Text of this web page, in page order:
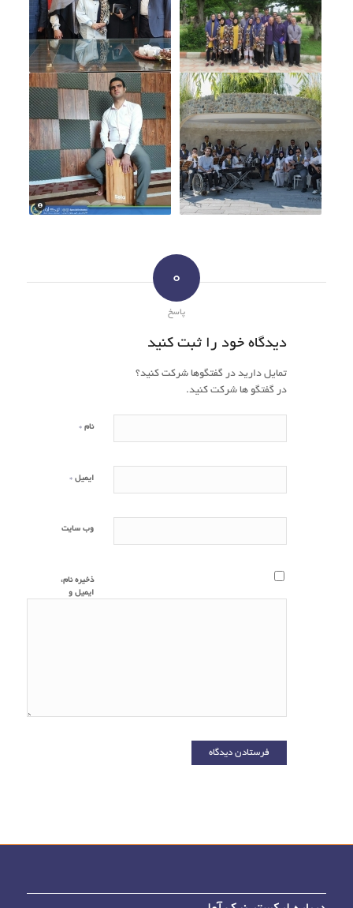
0
پاسخ
دیدگاه خود را ثبت کنید
تمایل دارید در گفتگوها شرکت کنید؟
در گفتگو ها شرکت کنید.
نام *
ایمیل *
وب‌ سایت
ذخیره نام،
ایمیل و